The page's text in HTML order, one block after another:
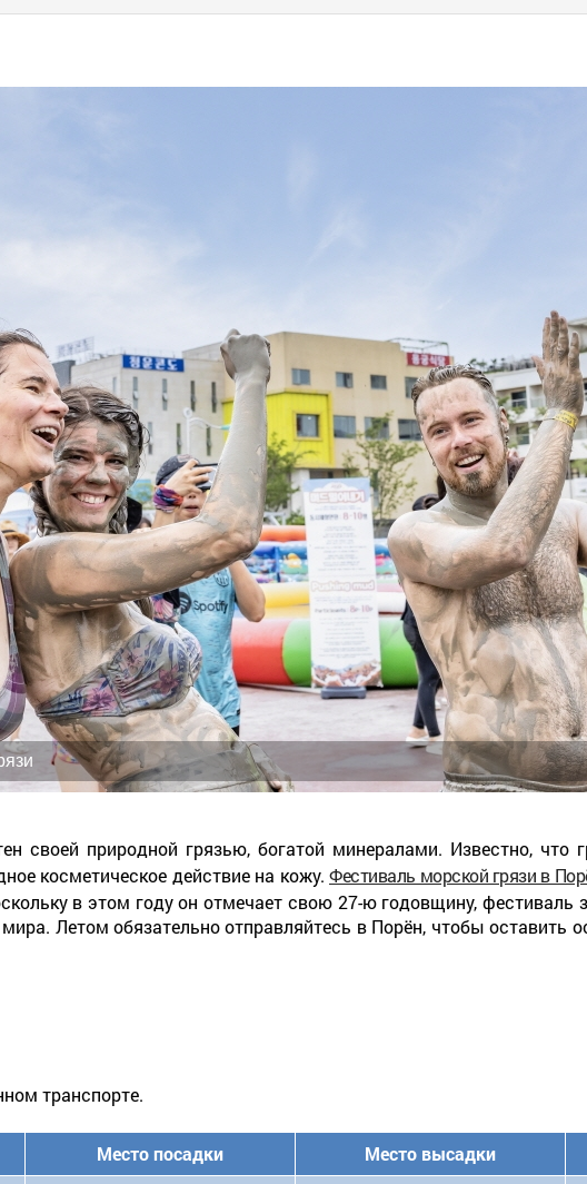
своей природной грязью, богатой минералами. Известно, что
косметическое действие на кожу.Фестиваль морской грязи в
в этом году он отмечает свою 27-ю годовщину, фестиваль
Летом обязательно отправляйтесь в Порён, чтобы оставить
транспорте.
Место посадки Место высадки